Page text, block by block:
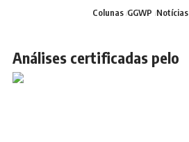
Colunas GGWP Notícias
Análises certificadas pelo